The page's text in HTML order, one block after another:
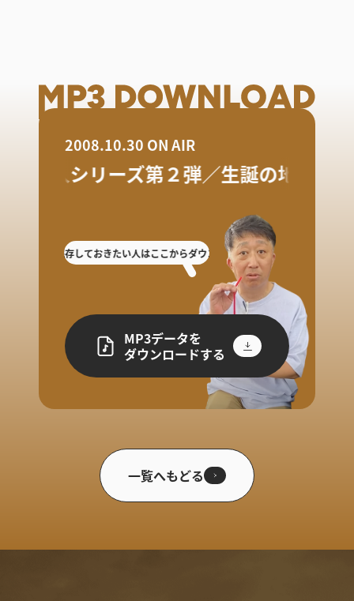
た人や保存しておきたい人はここからダウンロード! 放送を聴き逃した人や保
2008.10.30 ON AIR
天地人シリーズ第２弾／生誕の地・南
MP3データを
ダウンロードする
一覧へもどる